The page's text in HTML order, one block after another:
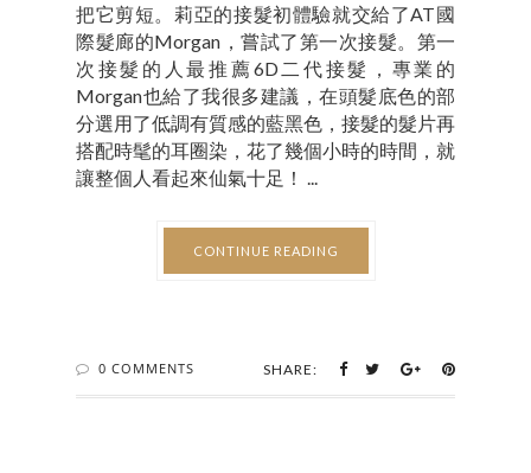
把它剪短。莉亞的接髮初體驗就交給了AT國
際髮廊的Morgan，嘗試了第一次接髮。第一
次接髮的人最推薦6D二代接髮，專業的
Morgan也給了我很多建議，在頭髮底色的部
分選用了低調有質感的藍黑色，接髮的髮片再
搭配時髦的耳圈染，花了幾個小時的時間，就
讓整個人看起來仙氣十足！ ...
CONTINUE READING
0 COMMENTS SHARE: